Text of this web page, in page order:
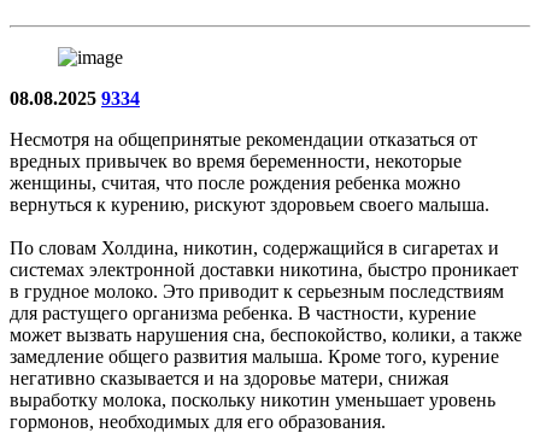
08.08.2025 9334
Несмотря на общепринятые рекомендации отказаться от
вредных привычек во время беременности, некоторые
женщины, считая, что после рождения ребенка можно
вернуться к курению, рискуют здоровьем своего малыша.
По словам Холдина, никотин, содержащийся в сигаретах и
системах электронной доставки никотина, быстро проникает
в грудное молоко. Это приводит к серьезным последствиям
для растущего организма ребенка. В частности, курение
может вызвать нарушения сна, беспокойство, колики, а также
замедление общего развития малыша. Кроме того, курение
негативно сказывается и на здоровье матери, снижая
выработку молока, поскольку никотин уменьшает уровень
гормонов, необходимых для его образования.